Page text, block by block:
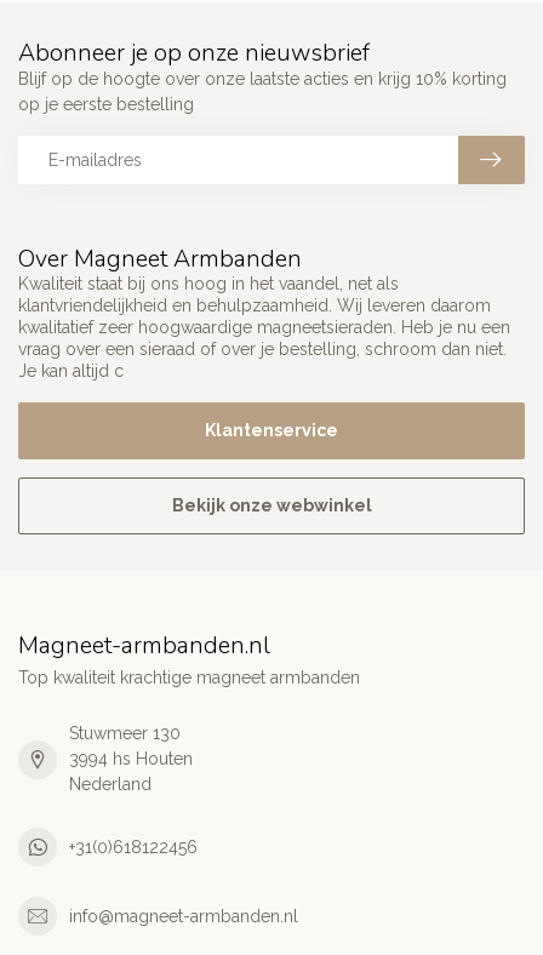
Over Magneet Armbanden
Kwaliteit staat bij ons hoog in het vaandel, net als
klantvriendelijkheid en behulpzaamheid. Wij leveren daarom
kwalitatief zeer hoogwaardige magneetsieraden. Heb je nu een
vraag over een sieraad of over je bestelling, schroom dan niet.
Je kan altijd c
Klantenservice
Bekijk onze webwinkel
Abonneer je op onze nieuwsbrief
Blijf op de hoogte over onze laatste acties en krijg 10% korting
op je eerste bestelling
Magneet-armbanden.nl
Top kwaliteit krachtige magneet armbanden
Stuwmeer 130
3994 hs Houten
Nederland
+31(0)618122456
info@magneet-armbanden.nl